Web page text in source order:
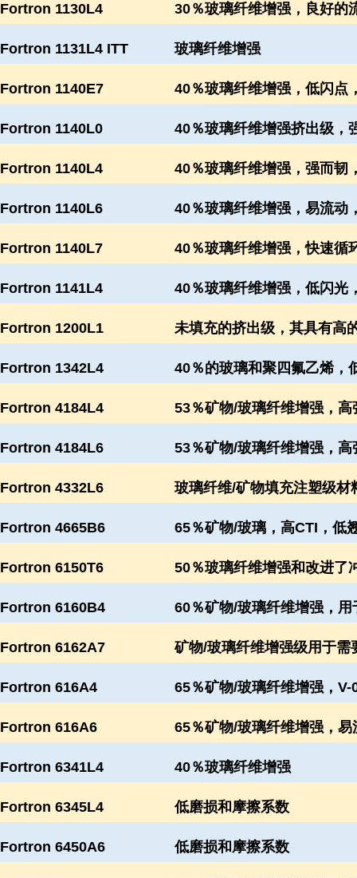
Fortron 1130L4 30％玻璃纤维增强，良好的
Fortron 1131L4 ITT 玻璃纤维增强
Fortron 1140E7 40％玻璃纤维增强，低闪点
Fortron 1140L0 40％玻璃纤维增强挤出级，
Fortron 1140L4 40％玻璃纤维增强，强而韧
Fortron 1140L6 40％玻璃纤维增强，易流动
Fortron 1140L7 40％玻璃纤维增强，快速循
Fortron 1141L4 40％玻璃纤维增强，低闪光
Fortron 1200L1 未填充的挤出级，其具有高
Fortron 1342L4 40％的玻璃和聚四氟乙烯，
Fortron 4184L4 53％矿物/玻璃纤维增强，高
Fortron 4184L6 53％矿物/玻璃纤维增强，
Fortron 4332L6 玻璃纤维/矿物填充注塑级材
Fortron 4665B6 65％矿物/玻璃，高CTI，低
Fortron 6150T6 50％玻璃纤维增强和改进了
Fortron 6160B4 60％矿物/玻璃纤维增强，
Fortron 6162A7 矿物/玻璃纤维增强级用于需
Fortron 616A4 65％矿物/玻璃纤维增强，V-
Fortron 616A6 65％矿物/玻璃纤维增强，易
Fortron 6341L4 40％玻璃纤维增强
Fortron 6345L4 低磨损和摩擦系数
Fortron 6450A6 低磨损和摩擦系数